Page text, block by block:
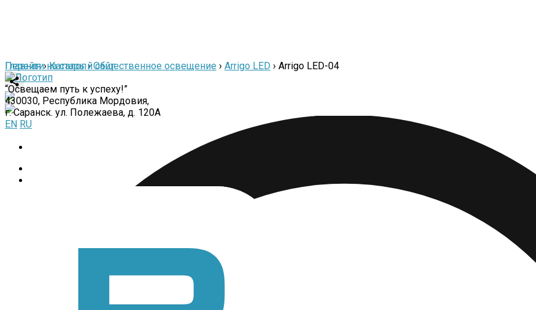
Перейти на старый сайт
“Освещаем путь к успеху!”
430030, Республика Мордовия,
г. Саранск. ул. Полежаева, д. 120А
EN RU
Главная›Каталог›Общественное освещение › Arrigo LED › Arrigo LED-04